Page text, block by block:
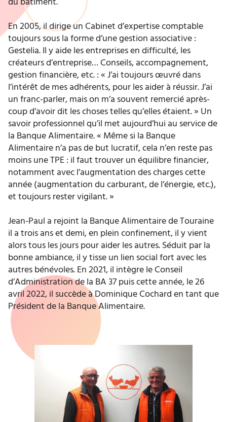
En 2005, il dirige un Cabinet d’expertise comptable
toujours sous la forme d’une gestion associative :
Gestelia. Il y aide les entreprises en difficulté, les
créateurs d’entreprise… Conseils, accompagnement,
gestion financière, etc. : « J’ai toujours œuvré dans
l’intérêt de mes adhérents, pour les aider à réussir. J’ai
un franc-parler, mais on m’a souvent remercié après-
coup d’avoir dit les choses telles qu’elles étaient. » Un
savoir professionnel qu’il met aujourd’hui au service de
la Banque Alimentaire. « Même si la Banque
Alimentaire n’a pas de but lucratif, cela n’en reste pas
moins une TPE : il faut trouver un équilibre financier,
notamment avec l’augmentation des charges cette
année (augmentation du carburant, de l’énergie, etc.),
et toujours rester vigilant. »
Jean-Paul a rejoint la Banque Alimentaire de Touraine
il a trois ans et demi, en plein confinement, il y vient
alors tous les jours pour aider les autres. Séduit par la
bonne ambiance, il y tisse un lien social fort avec les
autres bénévoles. En 2021, il intègre le Conseil
d’Administration de la BA 37 puis cette année, le 26
avril 2022, il succède à Dominique Cochard en tant que
Président de la Banque Alimentaire.